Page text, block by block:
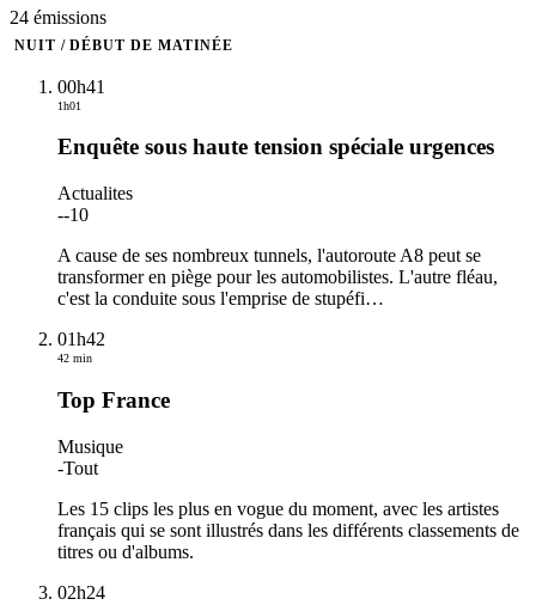
24 émissions
NUIT / DÉBUT DE MATINÉE
00h41
1h01
Enquête sous haute tension spéciale urgences
Actualites
--10
A cause de ses nombreux tunnels, l'autoroute A8 peut se
transformer en piège pour les automobilistes. L'autre fléau,
c'est la conduite sous l'emprise de stupéfi…
01h42
42 min
Top France
Musique
-Tout
Les 15 clips les plus en vogue du moment, avec les artistes
français qui se sont illustrés dans les différents classements de
titres ou d'albums.
02h24